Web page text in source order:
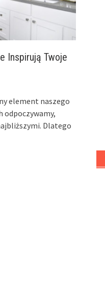
Inspirują Twoje
element naszego
odpoczywamy,
Dlatego